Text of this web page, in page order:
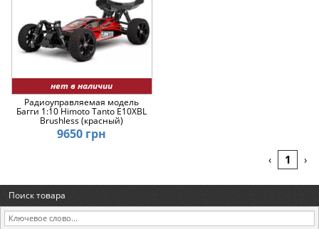
Цена ▼
нет в наличии
Радиоуправляемая модель
Багги 1:10 Himoto Tanto E10XBL
Brushless (красный)
9650 грн
‹ 1 ›
Поиск товара